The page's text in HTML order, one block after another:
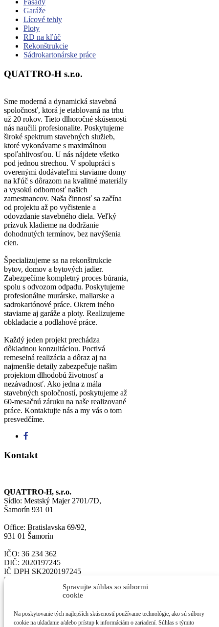
Spravujte súhlas so súbormi
cookie
Na poskytovanie tých najlepších skúseností používame technológie, ako sú súbory
cookie na ukladanie a/alebo prístup k informáciám o zariadení. Súhlas s týmito
Garáže
Lícové tehly
Ploty
RD na kľúč
Rekonštrukcie
Sádrokartonárske práce
QUATTRO-H s.r.o.
Sme moderná a dynamická stavebná
spoločnosť, ktorá je etablovaná na trhu
už 20 rokov. Tieto dlhoročné skúsenosti
nás naučili profesionalite. Poskytujeme
široké spektrum stavebných služieb,
ktoré vykonávame s maximálnou
spoľahlivosťou. U nás nájdete všetko
pod jednou strechou. V spolupráci s
overenými dodávateľmi staviame domy
na kľúč s dôrazom na kvalitné materiály
a vysokú odbornosť našich
zamestnancov. Naša činnosť sa začína
od projektu až po vyčistenie a
odovzdanie stavebného diela. Veľký
prízvuk kladieme na dodržanie
dohodnutých termínov, bez navýšenia
cien.
Špecializujeme sa na rekonštrukcie
bytov, domov a bytových jadier.
Zabezpečíme kompletný proces búrania,
spolu s odvozom odpadu. Poskytujeme
profesionálne murárske, maliarske a
sadrokartónové práce. Okrem iného
staviame aj garáže a ploty. Realizujeme
obkladacie a podlahové práce.
Každý jeden projekt prechádza
dôkladnou konzultáciou. Poctivá
remeselná realizácia a dôraz aj na
najmenšie detaily zabezpečuje našim
projektom dlhodobú životnosť a
nezávadnosť. Ako jedna z mála
stavebných spoločností, poskytujeme až
60-mesačnú záruku na naše realizované
práce. Kontaktujte nás a my vás o tom
presvedčíme.
Kontakt
QUATTRO-H, s.r.o.
Sídlo: Mestský Majer 2701/7D,
Šamorín 931 01
Office: Bratislavska 69/92,
931 01 Šamorín
IČO: 36 234 362
DIČ: 2020197245
IČ DPH SK2020197245
Zapísané v OR OS Trnava vložka č. 11733/T
Email: horvath@quattro-h.sk
www.QUATTRO-H.sk
Facebook: www.facebook.com/quattrohorvath